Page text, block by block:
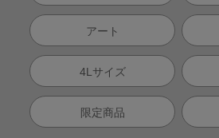
アート
4Lサイズ
限定商品